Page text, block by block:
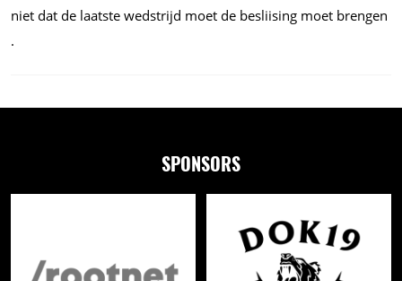
niet dat de laatste wedstrijd moet de besliising moet brengen
.
SPONSORS